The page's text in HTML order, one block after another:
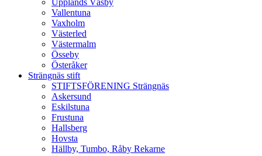
Upplands Väsby
Vallentuna
Vaxholm
Västerled
Västermalm
Össeby
Österåker
Strängnäs stift
STIFTSFÖRENING Strängnäs
Askersund
Eskilstuna
Frustuna
Hallsberg
Hovsta
Hällby, Tumbo, Råby Rekarne